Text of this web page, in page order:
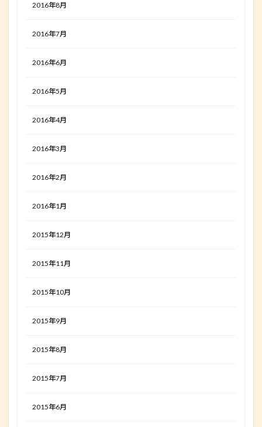
2016年8月
2016年7月
2016年6月
2016年5月
2016年4月
2016年3月
2016年2月
2016年1月
2015年12月
2015年11月
2015年10月
2015年9月
2015年8月
2015年7月
2015年6月